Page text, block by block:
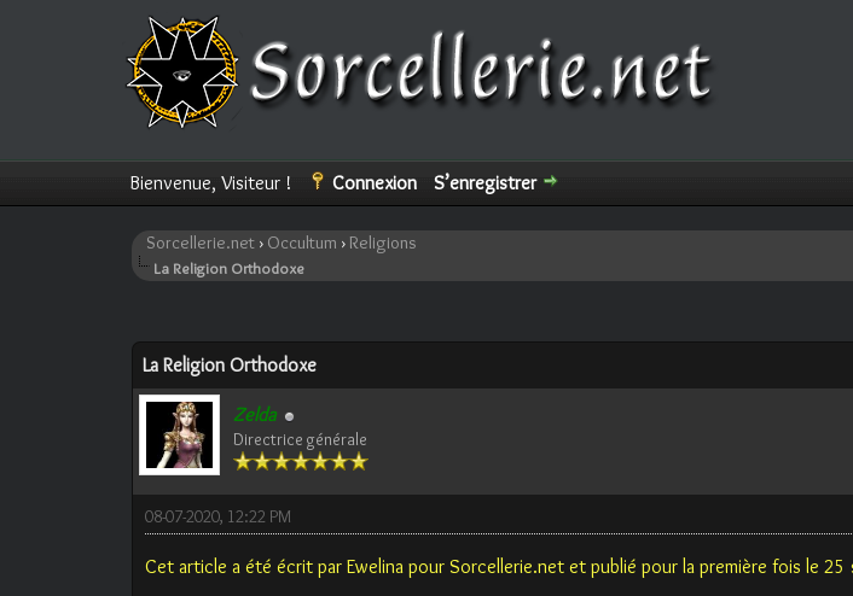
Bienvenue, Visiteur ! Connexion S’enregistrer
Sorcellerie.net › Occultum › Religions
La Religion Orthodoxe
La Religion Orthodoxe
Zelda
Directrice générale
08-07-2020, 12:22 PM
Cet article a été écrit par Ewelina pour Sorcellerie.net et publié pour la première fois le